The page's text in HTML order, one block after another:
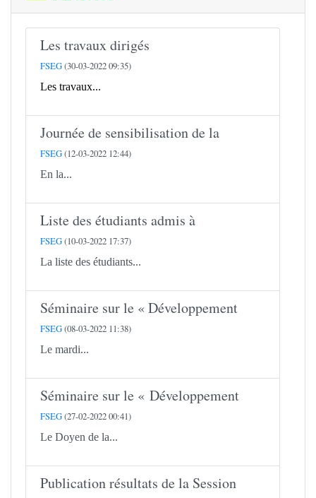
Les travaux dirigés
FSEG(30-03-2022 09:35)
Les travaux...
Journée de sensibilisation de la
FSEG(12-03-2022 12:44)
En la...
Liste des étudiants admis à
FSEG(10-03-2022 17:37)
La liste des étudiants...
Séminaire sur le « Développement
FSEG(08-03-2022 11:38)
Le mardi...
Séminaire sur le « Développement
FSEG(27-02-2022 00:41)
Le Doyen de la...
Publication résultats de la Session